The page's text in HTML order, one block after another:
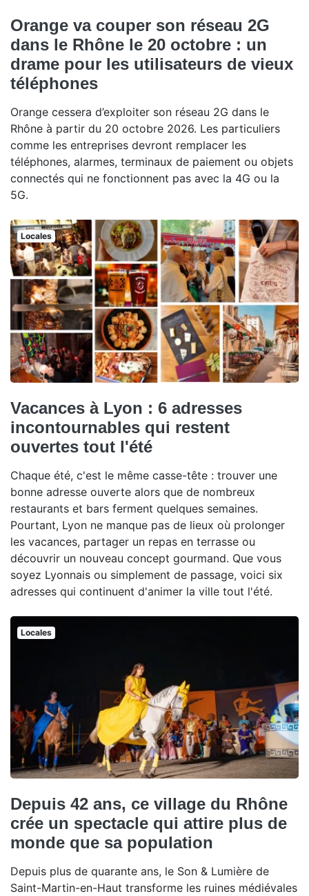
Orange va couper son réseau 2G
dans le Rhône le 20 octobre : un
drame pour les utilisateurs de vieux
téléphones
Orange cessera d’exploiter son réseau 2G dans le
Rhône à partir du 20 octobre 2026. Les particuliers
comme les entreprises devront remplacer les
téléphones, alarmes, terminaux de paiement ou objets
connectés qui ne fonctionnent pas avec la 4G ou la
5G.
Locales
Vacances à Lyon : 6 adresses
incontournables qui restent
ouvertes tout l'été
Chaque été, c'est le même casse-tête : trouver une
bonne adresse ouverte alors que de nombreux
restaurants et bars ferment quelques semaines.
Pourtant, Lyon ne manque pas de lieux où prolonger
les vacances, partager un repas en terrasse ou
découvrir un nouveau concept gourmand. Que vous
soyez Lyonnais ou simplement de passage, voici six
adresses qui continuent d'animer la ville tout l'été.
Locales
Depuis 42 ans, ce village du Rhône
crée un spectacle qui attire plus de
monde que sa population
Depuis plus de quarante ans, le Son & Lumière de
Saint-Martin-en-Haut transforme les ruines médiévales